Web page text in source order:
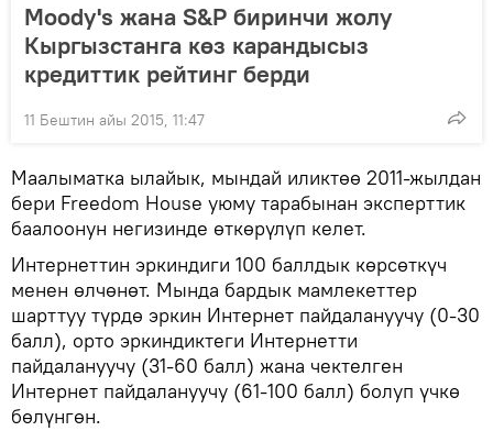
Moody's жана S&P биринчи жолу
Кыргызстанга көз карандысыз
кредиттик рейтинг берди
11 Бештин айы 2015, 11:47
Маалыматка ылайык, мындай иликтөө 2011-жылдан
бери Freedom House уюму тарабынан эксперттик
баалоонун негизинде өткөрүлүп келет.
Интернеттин эркиндиги 100 баллдык көрсөткүч
менен өлчөнөт. Мында бардык мамлекеттер
шарттуу түрдө эркин Интернет пайдалануучу (0-30
балл), орто эркиндиктеги Интернетти
пайдалануучу (31-60 балл) жана чектелген
Интернет пайдалануучу (61-100 балл) болуп үчкө
бөлүнгөн.